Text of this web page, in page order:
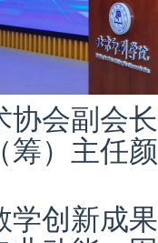
协会副会
筹）主任
学创新成